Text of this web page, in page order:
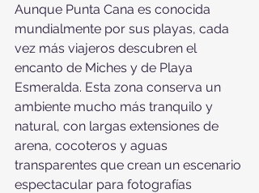
Aunque Punta Cana es conocida
mundialmente por sus playas, cada
vez más viajeros descubren el
encanto de Miches y de Playa
Esmeralda. Esta zona conserva un
ambiente mucho más tranquilo y
natural, con largas extensiones de
arena, cocoteros y aguas
transparentes que crean un escenario
espectacular para fotografías